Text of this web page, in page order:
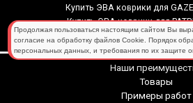
Купить ЭВА коврики для
Купить ЭВА коврики для
Купить ЭВА коврики для
Наши
Товары
Примеры работ
Продолжая пользоваться настоящим сайтом Вы
согласие на обработку файлов Cookie. Порядок
персональных данных, и требования по их защите